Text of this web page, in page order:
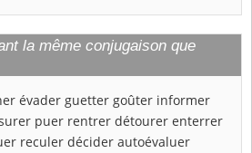
la même conjugaison que
évader guetter goûter informer
puer rentrer détourer enterrer
reculer décider autoévaluer